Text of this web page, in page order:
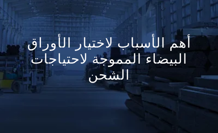
أهم الأسباب لاختيار الأوراق
البيضاء المموجة لاحتياجات
الشحن